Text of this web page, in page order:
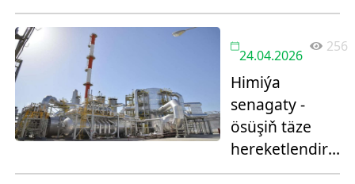
sessiýasyna
24.04.2026
256
Himiýa
senagaty -
ösüşiň täze
hereketlendiriji
güýji